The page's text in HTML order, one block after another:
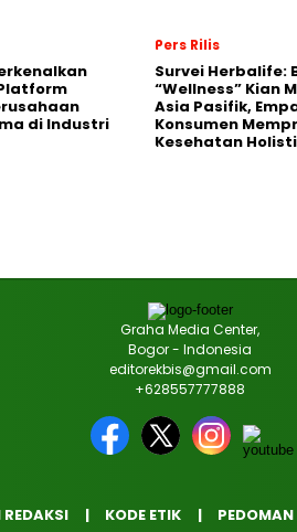
di Industri
Pers Rilis
Survei Herbalife:
“Wellness” Kian
Asia Pasifik,
Konsumen
Kesehatan
Graha Media Center,
Bogor - Indonesia
editorekbis@gmail.com
+628557777888
KODE ETIK